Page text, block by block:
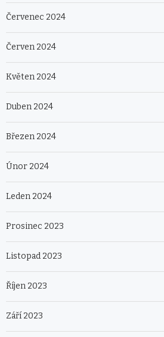
Červenec 2024
Červen 2024
Květen 2024
Duben 2024
Březen 2024
Únor 2024
Leden 2024
Prosinec 2023
Listopad 2023
Říjen 2023
Září 2023